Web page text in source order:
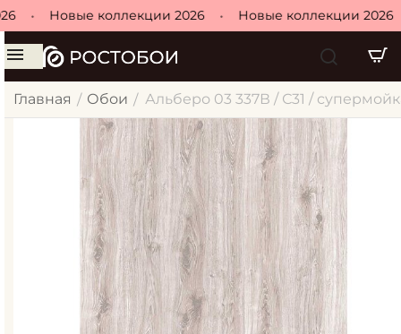
Новые коллекции 2026 Новые коллекции 2026
Главная / Обои / Альберо 03 337В / С31 /